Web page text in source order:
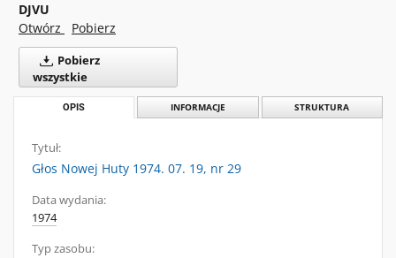
DJVU
Otwórz
Pobierz
Pobierz
wszystkie
OPIS INFORMACJE STRUKTURA
Tytuł:
Głos Nowej Huty 1974. 07. 19, nr 29
Data wydania:
1974
Typ zasobu: